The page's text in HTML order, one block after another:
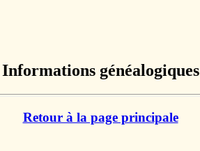
Informations généalogiques
Retour à la page principale